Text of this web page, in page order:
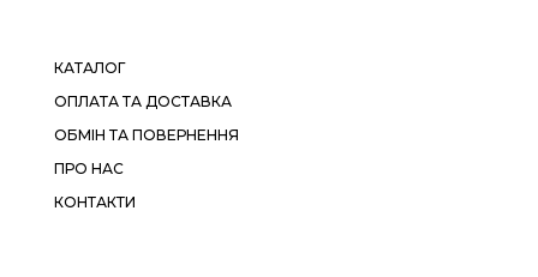
КАТАЛОГ
ОПЛАТА ТА ДОСТАВКА
ОБМІН ТА ПОВЕРНЕННЯ
ПРО НАС
КОНТАКТИ